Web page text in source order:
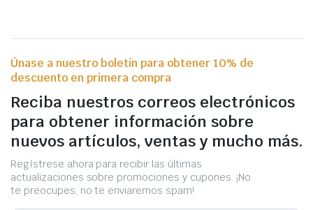
Únase a nuestro boletín para obtener 10% de
descuento en primera compra
Reciba nuestros correos electrónicos
para obtener información sobre
nuevos artículos, ventas y mucho más.
Regístrese ahora para recibir las últimas
actualizaciones sobre promociones y cupones. ¡No
te preocupes, no te enviaremos spam!